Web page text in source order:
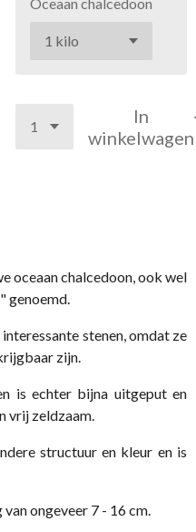
In
winkelwagen
oceaan chalcedoon, ook wel
genoemd.
stenen, omdat ze
zijn.
is echter bijna uitgeput en
vrij zeldzaam.
structuur en kleur en is
ongeveer 7 - 16 cm.